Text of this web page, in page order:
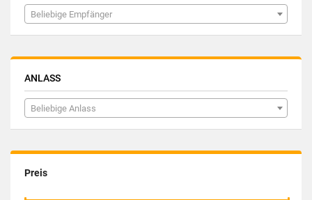
Beliebige Empfänger
ANLASS
Beliebige Anlass
Preis